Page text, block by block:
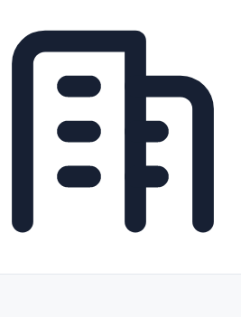
Telecomunicaciones